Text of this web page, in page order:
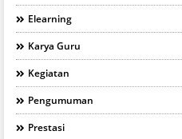
Elearning
Karya Guru
Kegiatan
Pengumuman
Prestasi